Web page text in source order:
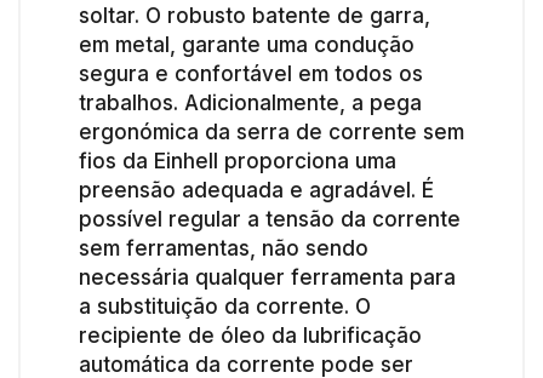
soltar. O robusto batente de garra,
em metal, garante uma condução
segura e confortável em todos os
trabalhos. Adicionalmente, a pega
ergonómica da serra de corrente sem
fios da Einhell proporciona uma
preensão adequada e agradável. É
possível regular a tensão da corrente
sem ferramentas, não sendo
necessária qualquer ferramenta para
a substituição da corrente. O
recipiente de óleo da lubrificação
automática da corrente pode ser